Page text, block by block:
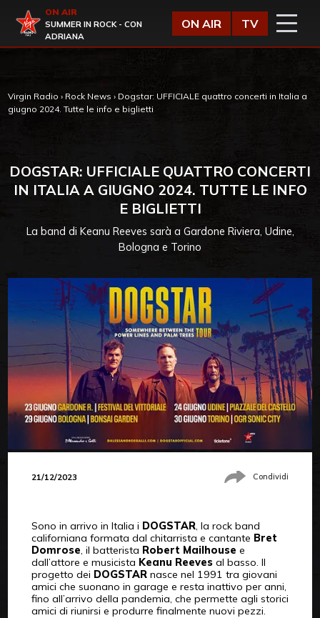
Virgin Radio
ON AIR
SUMMER IN ROCK - CON
ADRIANA
ON AIR TV
Virgin Radio › Rock News › Dogstar: UFFICIALE quattro concerti in Italia a
giugno 2024. Tutte le info e biglietti
DOGSTAR: UFFICIALE QUATTRO CONCERTI
IN ITALIA A GIUGNO 2024. TUTTE LE INFO
E BIGLIETTI
La band di Keanu Reeves sarà a Gardone Riviera, Udine,
Bologna e Torino
21/12/2023 Condividi
Sono in arrivo in Italia i DOGSTAR, la rock band
californiana formata dal chitarrista e cantante Bret
Domrose, il batterista Robert Mailhouse e
dall’attore e musicista Keanu Reevesal basso. Il
progetto dei DOGSTARnasce nel 1991 tra giovani
amici che suonano in garage e resta inattivo per anni,
fino all’arrivo della pandemia, che permette agli storici
amici di riunirsi e produrre finalmente nuovi pezzi.